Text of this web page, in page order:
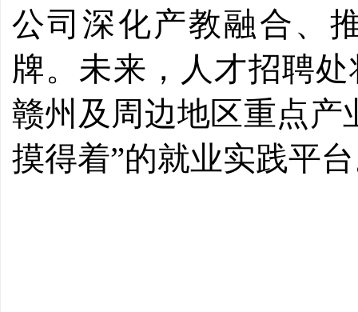
公司深化产教融合、
牌。未来，人才招聘
赣州及周边地区重点产
摸得着”的就业实践平